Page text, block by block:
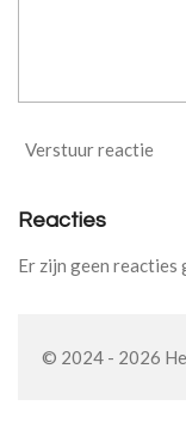
Verstuur reactie
Reacties
Er zijn geen reacties
© 2024 - 2026